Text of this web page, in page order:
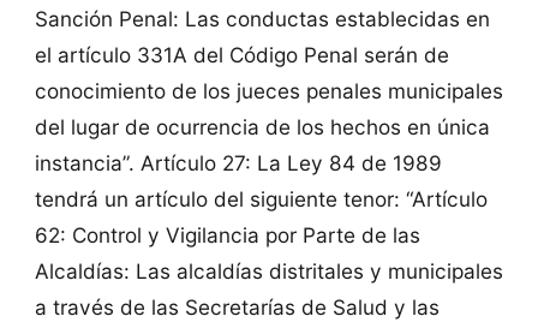
Sanción Penal: Las conductas establecidas en
el artículo 331A del Código Penal serán de
conocimiento de los jueces penales municipales
del lugar de ocurrencia de los hechos en única
instancia”. Artículo 27: La Ley 84 de 1989
tendrá un artículo del siguiente tenor: “Artículo
62: Control y Vigilancia por Parte de las
Alcaldías: Las alcaldías distritales y municipales
a través de las Secretarías de Salud y las